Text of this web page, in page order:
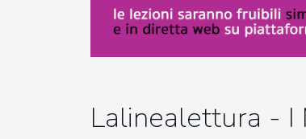
Lalinealettura - I